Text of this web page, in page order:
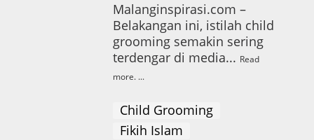
Malanginspirasi.com –
Belakangan ini, istilah child
grooming semakin sering
terdengar di media... Read
more.
Child Grooming
Fikih Islam